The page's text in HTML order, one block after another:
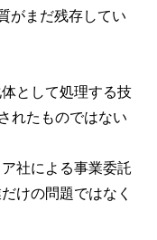
がまだ残存してい
として処理する技
れたものではない
社による事業委託
けの問題ではなく